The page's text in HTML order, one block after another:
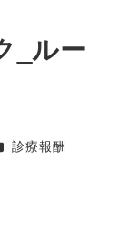
_ルー
テゴリー
診療報酬